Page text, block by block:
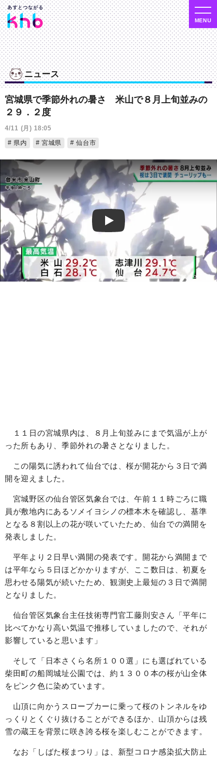
ニュース
宮城県で季節外れの暑さ 米山で８月上旬並みの
２９．２度
4/11 (月) 18:05
県内
宮城県 仙台市
Play
１１日の宮城県内は、８月上旬並みにまで気温が上が
った所もあり、季節外れの暑さとなりました。
この陽気に誘われて仙台では、桜が開花から３日で満
開を迎えました。
宮城野区の仙台管区気象台では、午前１１時ごろに職
員が敷地内にあるソメイヨシノの標本木を確認し、基準
となる８割以上の花が咲いていたため、仙台での満開を
発表しました。
平年より２日早い満開の発表です。開花から満開まで
は平年なら５日ほどかかりますが、ここ数日は、初夏を
思わせる陽気が続いたため、観測史上最短の３日で満開
となりました。
仙台管区気象台主任技術専門官工藤則安さん「平年に
比べてかなり高い気温で推移していましたので、それが
影響していると思います」
そして「日本さくら名所１００選」にも選ばれている
柴田町の船岡城址公園では、約１３００本の桜が山全体
をピンク色に染めています。
山頂に向かうスロープカーに乗って桜のトンネルをゆ
っくりとくぐり抜けることができるほか、山頂からは残
雪の蔵王を背景に咲き誇る桜を楽しむことができます。
なお「しばた桜まつり」は、新型コロナ感染拡大防止